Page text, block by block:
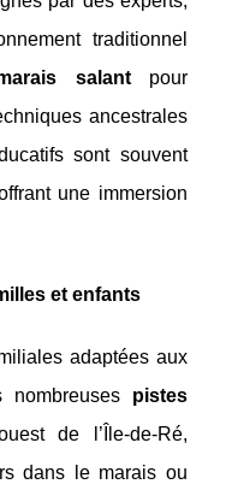
traditionnel
salantpour
ancestrales
sont souvent
une immersion
et enfants
adaptées aux
pistes
de l’Île-de-Ré,
dans le marais ou